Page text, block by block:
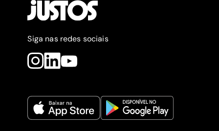
Siga nas redes sociais